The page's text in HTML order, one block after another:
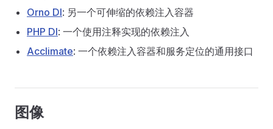
Orno DI: 另一个可伸缩的依赖注入容器
PHP DI: 一个使用注释实现的依赖注入
Acclimate: 一个依赖注入容器和服务定位的通用接口
图像